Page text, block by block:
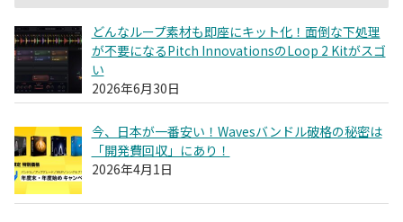
どんなループ素材も即座にキット化！面倒な下処理
が不要になるPitch InnovationsのLoop 2 Kitがスゴ
い
2026年6月30日
今、日本が一番安い！Wavesバンドル破格の秘密は
「開発費回収」にあり！
2026年4月1日